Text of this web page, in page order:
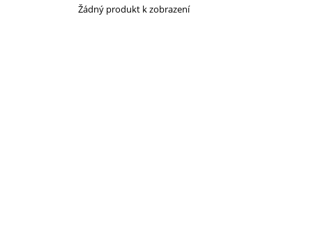
Žádný produkt k zobrazení